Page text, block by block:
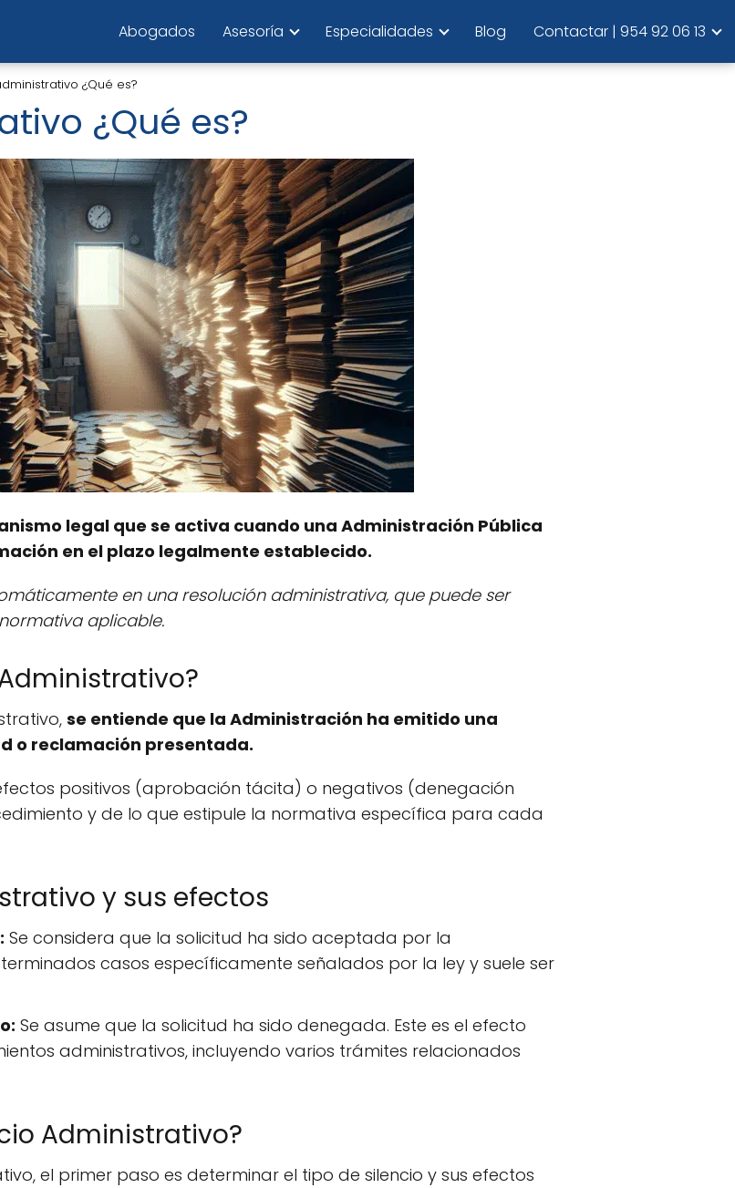
Abogados Asesoría Especialidades Blog Contactar | 954 92 06 13
¿Qué es?
¿Qué es?
legal que se activa cuando una Administración Pública
en el plazo legalmente establecido.
en una resolución administrativa, que puede ser
aplicable.
se entiende que la Administración ha emitido una
o reclamación presentada.
positivos (aprobación tácita) o negativos (denegación
y de lo que estipule la normativa específica para cada
y sus efectos
Se considera que la solicitud ha sido aceptada por la
casos específicamente señalados por la ley y suele ser
Se asume que la solicitud ha sido denegada. Este es el efecto
administrativos, incluyendo varios trámites relacionados
Administrativo?
el primer paso es determinar el tipo de silencio y sus efectos